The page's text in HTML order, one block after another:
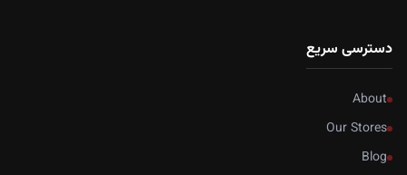
دسترسی سریع
About
Our Stores
Blog